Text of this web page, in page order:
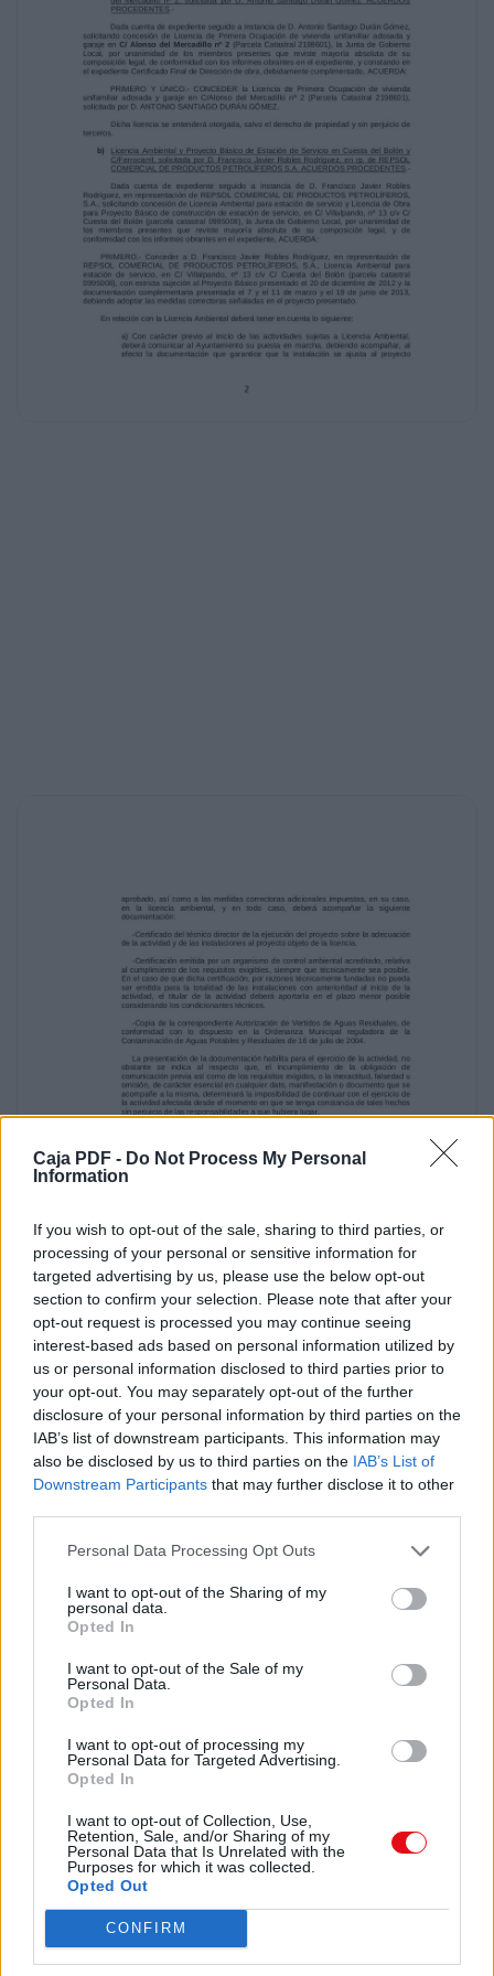
Caja PDF - Do Not Process My Personal
Information
If you wish to opt-out of the sale, sharing to third parties, or
processing of your personal or sensitive information for
targeted advertising by us, please use the below opt-out
section to confirm your selection. Please note that after your
opt-out request is processed you may continue seeing
interest-based ads based on personal information utilized by
us or personal information disclosed to third parties prior to
your opt-out. You may separately opt-out of the further
disclosure of your personal information by third parties on the
IAB’s list of downstream participants. This information may
also be disclosed by us to third parties on the IAB’s List of
Downstream Participants that may further disclose it to other
Personal Data Processing Opt Outs
I want to opt-out of the Sharing of my
personal data.
Opted In
I want to opt-out of the Sale of my
Personal Data.
Opted In
I want to opt-out of processing my
Personal Data for Targeted Advertising.
Opted In
I want to opt-out of Collection, Use,
Retention, Sale, and/or Sharing of my
Personal Data that Is Unrelated with the
Purposes for which it was collected.
Opted Out
CONFIRM
medidas urgentes contra la morosidad de las
administraciones públicas y de apoyo
a entidades locales con problemas
financieros, publicada en el Boletín Oficial del
Estado nº 166, de 12 de julio de 2013.
Corrección de errores del Real Decreto-ley
7/2013, de 28 de junio, de medidas
urgentes de naturaleza tributaria,
presupuestaria y de fomento de la
el desarrollo y la innovación, publicada en el
Local, por unanimidad de los miembros
presentes que reviste mayoría absoluta de su
composición legal, de conformidad con los
informes obrantes en el expediente, y
constando en
el expediente Certificado Final de Dirección
de obra, debidamente cumplimentado,
ACUERDA:
PRIMERO Y ÚNICO.- CONCEDER la Licencia de
Primera Ocupación de vivienda
unifamiliar adosada y garaje en C/Alonso del
solicitada por D. ANTONIO SANTIAGO DURÁN
GÓMEZ.
derecho de propiedad y sin perjuicio de
terceros.
b) Licencia Ambiental y Proyecto Básico de
Estación de Servicio en Cuesta del Bolón y
C/Ferrocarril, solicitada por D. Francisco
Javier Robles Rodríguez, en rp. de REPSOL
COMERCIAL DE PRODUCTOS PETROLÍFEROS
S.A. ACUERDOS PROCEDENTES.Dada cuenta
de expediente seguido a instancia de D.
Francisco Javier Robles
Rodríguez, en representación de REPSOL
COMERCIAL DE PRODUCTOS PETROLÍFEROS,
S.A., solicitando concesión de Licencia
Ambiental para estación de servicio y
para Proyecto Básico de construcción de
estación de servicio, en C/ Villalpando, nº 13
c/v C/
Cuesta del Bolón (parcela catastral 0995008),
de
los miembros presentes que reviste mayoría
absoluta de su composición legal, y de
conformidad con los informes obrantes en el
expediente, ACUERDA:
PRIMERO.- Conceder a D. Francisco Javier
REPSOL COMERCIAL DE PRODUCTOS
PETROLÍFEROS, S.A., Licencia Ambiental para
estación de servicio, en C/ Villalpando, nº 13
c/v C/ Cuesta del Bolón (parcela catastral
0995008), con estricta sujeción al Proyecto
Básico presentado el 20 de diciembre de